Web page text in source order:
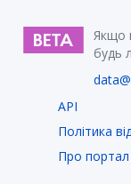
Якщо
будь
API
Політика
Про портал